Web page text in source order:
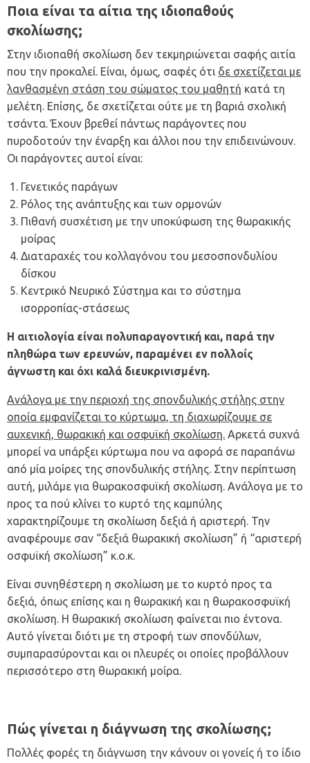
Ποια είναι τα αίτια της ιδιοπαθούς
σκολίωσης;
Στην ιδιοπαθή σκολίωση δεν τεκμηριώνεται σαφής αιτία
που την προκαλεί. Είναι, όμως, σαφές ότι δε σχετίζεται με
λανθασμένη στάση του σώματος του μαθητή κατά τη
μελέτη. Επίσης, δε σχετίζεται ούτε με τη βαριά σχολική
τσάντα. Έχουν βρεθεί πάντως παράγοντες που
πυροδοτούν την έναρξη και άλλοι που την επιδεινώνουν.
Οι παράγοντες αυτοί είναι:
Γενετικός παράγων
Ρόλος της ανάπτυξης και των ορμονών
Πιθανή συσχέτιση με την υποκύφωση της θωρακικής
μοίρας
Διαταραχές του κολλαγόνου του μεσοσπονδυλίου
δίσκου
Κεντρικό Νευρικό Σύστημα και το σύστημα
ισορροπίας-στάσεως
Η αιτιολογία είναι πολυπαραγοντική και, παρά την
πληθώρα των ερευνών, παραμένει εν πολλοίς
άγνωστη και όχι καλά διευκρινισμένη.
Ανάλογα με την περιοχή της σπονδυλικής στήλης στην
οποία εμφανίζεται το κύρτωμα, τη διαχωρίζουμε σε
αυχενική, θωρακική και οσφυϊκή σκολίωση. Αρκετά συχνά
μπορεί να υπάρξει κύρτωμα που να αφορά σε παραπάνω
από μία μοίρες της σπονδυλικής στήλης. Στην περίπτωση
αυτή, μιλάμε για θωρακοσφυϊκή σκολίωση. Ανάλογα με το
προς τα πού κλίνει το κυρτό της καμπύλης
χαρακτηρίζουμε τη σκολίωση δεξιά ή αριστερή. Την
αναφέρουμε σαν “δεξιά θωρακική σκολίωση” ή “αριστερή
οσφυϊκή σκολίωση” κ.ο.κ.
Είναι συνηθέστερη η σκολίωση με το κυρτό προς τα
δεξιά, όπως επίσης και η θωρακική και η θωρακοσφυϊκή
σκολίωση. Η θωρακική σκολίωση φαίνεται πιο έντονα.
Αυτό γίνεται διότι με τη στροφή των σπονδύλων,
συμπαρασύρονται και οι πλευρές οι οποίες προβάλλουν
περισσότερο στη θωρακική μοίρα.
Πώς γίνεται η διάγνωση της σκολίωσης;
Πολλές φορές τη διάγνωση την κάνουν οι γονείς ή το ίδιο